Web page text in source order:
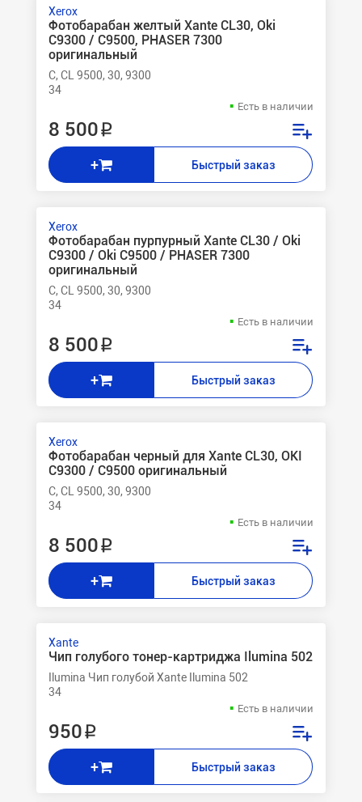
Xerox
Фотобарабан желтый Xante CL30, Oki
C9300 / C9500, PHASER 7300
оригинальный
C, CL 9500, 30, 9300
34
Есть в наличии
8 500 ₽
+ Быстрый заказ
Xerox
Фотобарабан пурпурный Xante CL30 / Oki
C9300 / Oki C9500 / PHASER 7300
оригинальный
C, CL 9500, 30, 9300
34
Есть в наличии
8 500 ₽
+ Быстрый заказ
Xerox
Фотобарабан черный для Xante CL30, OKI
C9300 / C9500 оригинальный
C, CL 9500, 30, 9300
34
Есть в наличии
8 500 ₽
+ Быстрый заказ
Xante
Чип голубого тонер-картриджа Ilumina 502
Ilumina Чип голубой Xante Ilumina 502
34
Есть в наличии
950 ₽
+ Быстрый заказ